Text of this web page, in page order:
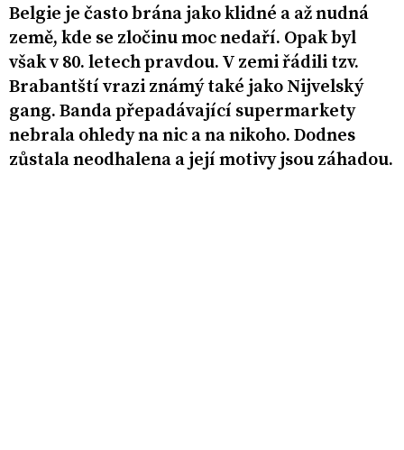
Belgie je často brána jako klidné a až nudná
země, kde se zločinu moc nedaří. Opak byl
však v 80. letech pravdou. V zemi řádili tzv.
Brabantští vrazi známý také jako Nijvelský
gang. Banda přepadávající supermarkety
nebrala ohledy na nic a na nikoho. Dodnes
zůstala neodhalena a její motivy jsou záhadou.